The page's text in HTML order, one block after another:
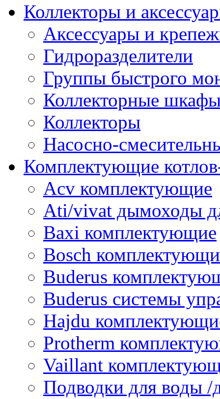
Коллекторы и
Аксессуары и
Гидроразделители
Группы быстрого
Коллекторные
Коллекторы
Насосно-
Комплектующие
Acv комплектующие
Ati/vivat дымоходы
Baxi комплектующие
Bosch
Buderus
Buderus системы
Hajdu
Protherm
Vaillant
Подводки для воды /